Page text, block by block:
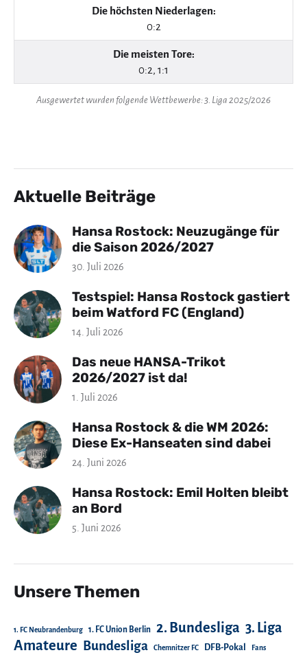
Die höchsten Niederlagen:
0:2
Die meisten Tore:
0:2, 1:1
Ausgewertet wurden folgende Wettbewerbe: 3. Liga 2025/2026
Aktuelle Beiträge
Hansa Rostock: Neuzugänge für
die Saison 2026/2027
30. Juli 2026
Testspiel: Hansa Rostock gastiert
beim Watford FC (England)
14. Juli 2026
Das neue HANSA-Trikot
2026/2027 ist da!
1. Juli 2026
Hansa Rostock & die WM 2026:
Diese Ex-Hanseaten sind dabei
24. Juni 2026
Hansa Rostock: Emil Holten bleibt
an Bord
5. Juni 2026
Unsere Themen
1. FC Neubrandenburg 1. FC Union Berlin 2. Bundesliga 3. Liga
Amateure Bundesliga Chemnitzer FC DFB-Pokal Fans